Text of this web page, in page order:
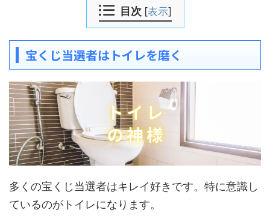
目次 [表示]
宝くじ当選者はトイレを磨く
多くの宝くじ当選者はキレイ好きです。特に意識し
ているのがトイレになります。